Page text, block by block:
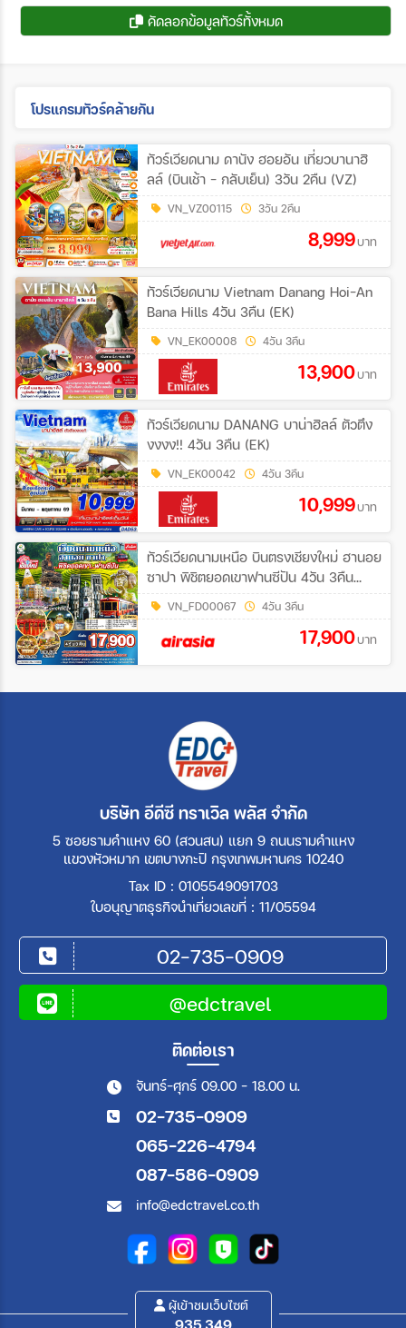
คัดลอกข้อมูลทัวร์ทั้งหมด
โปรแกรมทัวร์คล้ายกัน
ทัวร์เวียดนาม ดานัง ฮอยอัน เที่ยวบานาฮิ
ลล์ (บินเช้า - กลับเย็น) 3วัน 2คืน (VZ)
VN_VZ00115 3วัน 2คืน
8,999บาท
ทัวร์เวียดนาม Vietnam Danang Hoi-An
Bana Hills 4วัน 3คืน (EK)
VN_EK00008 4วัน 3คืน
13,900บาท
ทัวร์เวียดนาม DANANG บาน่าฮิลล์ ตัวตึง
งงงง!! 4วัน 3คืน (EK)
VN_EK00042 4วัน 3คืน
10,999บาท
ทัวร์เวียดนามเหนือ บินตรงเชียงใหม่ ฮานอย
ซาปา พิชิตยอดเขาฟานซีปัน 4วัน 3คืน
(FD)VN_FD00067 4วัน 3คืน
17,900บาท
บริษัท อีดีซี ทราเวิล พลัส จำกัด
5 ซอยรามคำแหง 60 (สวนสน) แยก 9 ถนนรามคำแหง
แขวงหัวหมาก เขตบางกะปิ กรุงเทพมหานคร 10240
Tax ID : 0105549091703
ใบอนุญาตธุรกิจนำเที่ยวเลขที่ : 11/05594
02-735-0909
@edctravel
ติดต่อเรา
จันทร์-ศุกร์ 09.00 - 18.00 น.
02-735-0909
065-226-4794
087-586-0909
info@edctravel.co.th
ผู้เข้าชมเว็บไซต์
935,349